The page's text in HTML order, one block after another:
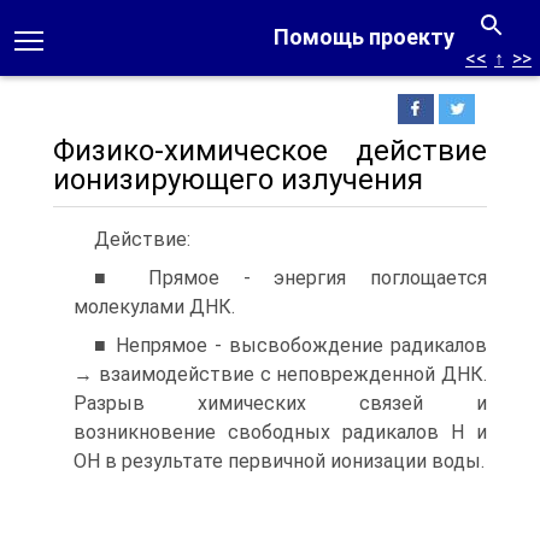
Помощь проекту
<< ↑ >>
Физико-химическое действие
ионизирующего излучения
Действие:
■ Прямое - энергия поглощается
молекулами ДНК.
■ Непрямое - высвобождение радикалов
→ взаимодействие с неповрежденной ДНК.
Разрыв химических связей и
возникновение свободных радикалов Н и
ОН в результате первичной ионизации воды.